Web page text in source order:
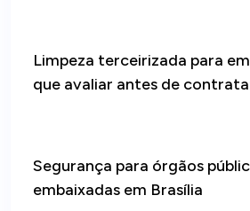
Limpeza terceirizada para
que avaliar antes de
Segurança para órgãos
embaixadas em Brasília